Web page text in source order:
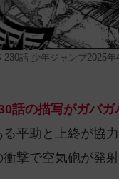
話 少年ジャンプ2025年
話の描写がガバ
平助と上終が協
撃で空気砲が発